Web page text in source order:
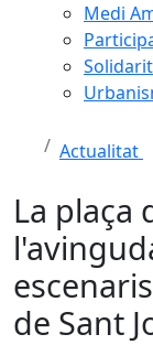
Medi
Actualitat
La plaça
de Sant